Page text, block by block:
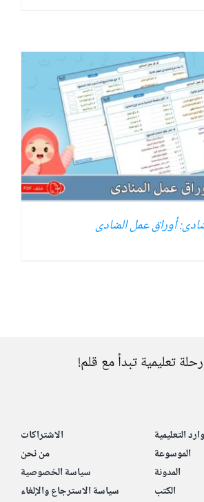
أوراق عمل المنادى
تعليمية تبدأ مع قلم!
التعليمية
الموسوعة
المدونة
الكتب
الاشتراكات
من نحن
سياسة الخصوصية
سياسة الاسترجاع والإلغاء